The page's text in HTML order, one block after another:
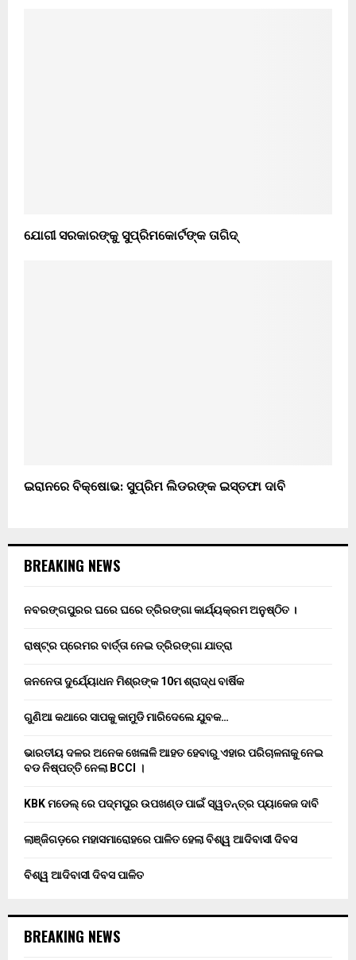
ଯୋଗୀ ସରକାରଙ୍କୁ ସୁପ୍ରିମକୋର୍ଟଙ୍କ ତାଗିଦ୍
ଇରାନରେ ବିକ୍ଷୋଭ: ସୁପ୍ରିମ ଲିଡରଙ୍କ ଇସ୍ତଫା ଦାବି
BREAKING NEWS
ନବରଙ୍ଗପୁରର ଘରେ ଘରେ ତ୍ରିରଙ୍ଗା କାର୍ଯ୍ୟକ୍ରମ ଅନୁଷ୍ଠିତ ।
ରାଷ୍ଟ୍ର ପ୍ରେମର ବାର୍ତ୍ତା ନେଇ ତ୍ରିରଙ୍ଗା ଯାତ୍ରା
ଜନନେତା ଦୁର୍ଯ୍ୟୋଧନ ମିଶ୍ରଙ୍କ 10ମ ଶ୍ରାଦ୍ଧ ବାର୍ଷିକ
ଗୁଣିଆ କଥାରେ ସାପକୁ କାମୁଡି ମାରିଦେଲେ ଯୁବକ…
ଭାରତୀୟ ଦଳର ଅନେକ ଖେଳାଳି ଆହତ ହେବାରୁ ଏହାର ପରିଚାଳନାକୁ ନେଇ
ବଡ ନିଷ୍ପତ୍ତି ନେଲା BCCI ।
KBK ମଡେଲ୍ ରେ ପଦ୍ମପୁର ଉପଖଣ୍ଡ ପାଇଁ ସ୍ୱତନ୍ତ୍ର ପ୍ୟାକେଜ ଦାବି
ଲାଞ୍ଜିଗଡ଼ରେ ମହାସମାରୋହରେ ପାଳିତ ହେଲା ବିଶ୍ୱ ଆଦିବାସୀ ଦିବସ
ବିଶ୍ୱ ଆଦିବାସୀ ଦିବସ ପାଳିତ
BREAKING NEWS